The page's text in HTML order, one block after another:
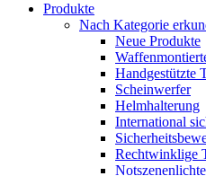
Produkte
Nach Kategorie
Neue Produkte
Handgestützte
Scheinwerfer
Helmhalterung
International
Rechtwinklige